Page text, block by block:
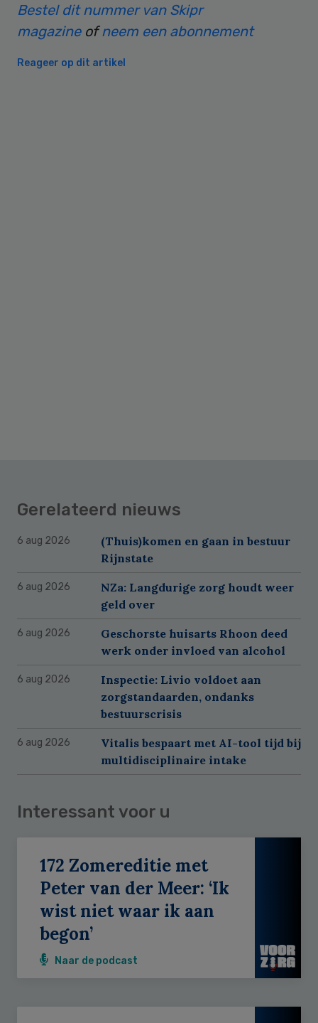
Bestel dit nummer van Skipr
magazineofneem een abonnement
Reageer op dit artikel
Gerelateerd nieuws
6 aug 2026
(Thuis)komen en gaan in bestuur
Rijnstate
6 aug 2026
NZa: Langdurige zorg houdt weer
geld over
6 aug 2026
Geschorste huisarts Rhoon deed
werk onder invloed van alcohol
6 aug 2026
Inspectie: Livio voldoet aan
zorgstandaarden, ondanks
bestuurscrisis
6 aug 2026
Vitalis bespaart met AI-tool tijd bij
multidisciplinaire intake
Interessant voor u
172 Zomereditie met
Peter van der Meer: ‘Ik
wist niet waar ik aan
begon’
Naar de podcast